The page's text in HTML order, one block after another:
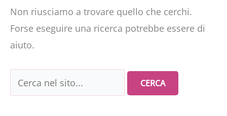
Non riusciamo a trovare quello che cerchi.
Forse eseguire una ricerca potrebbe essere di
aiuto.
Cerca: